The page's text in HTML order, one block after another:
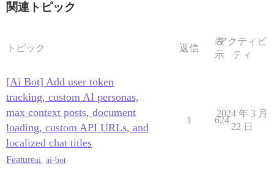
関連トピック
トピック 返信
表
示
アクティビ
ティ
[Ai Bot] Add user token
tracking, custom AI personas,
max context posts, document
loading, custom API URLs, and
localized chat titles
Featureai ai-bot
1 624
2024 年 3 月
22 日